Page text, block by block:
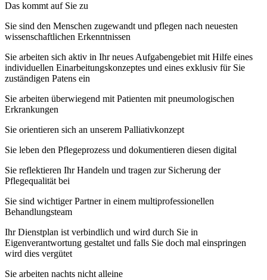
Das kommt auf Sie zu
Sie sind den Menschen zugewandt und pflegen nach neuesten
wissenschaftlichen Erkenntnissen
Sie arbeiten sich aktiv in Ihr neues Aufgabengebiet mit Hilfe eines
individuellen Einarbeitungskonzeptes und eines exklusiv für Sie
zuständigen Patens ein
Sie arbeiten überwiegend mit Patienten mit pneumologischen
Erkrankungen
Sie orientieren sich an unserem Palliativkonzept
Sie leben den Pflegeprozess und dokumentieren diesen digital
Sie reflektieren Ihr Handeln und tragen zur Sicherung der
Pflegequalität bei
Sie sind wichtiger Partner in einem multiprofessionellen
Behandlungsteam
Ihr Dienstplan ist verbindlich und wird durch Sie in
Eigenverantwortung gestaltet und falls Sie doch mal einspringen
wird dies vergütet
Sie arbeiten nachts nicht alleine